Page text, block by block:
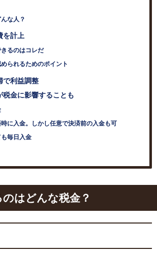
な人？
を計上
るのはコレだ
られるためのポイント
利益調整
税金に影響することも
に入金。しかし任意で決済前の入金も可
毎日入金
はどんな税金？